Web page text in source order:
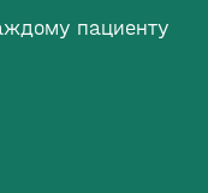
пациенту